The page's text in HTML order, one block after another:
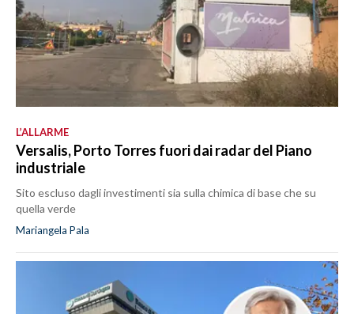
L’ALLARME
Versalis, Porto Torres fuori dai radar del Piano
industriale
Sito escluso dagli investimenti sia sulla chimica di base che su
quella verde
Mariangela Pala